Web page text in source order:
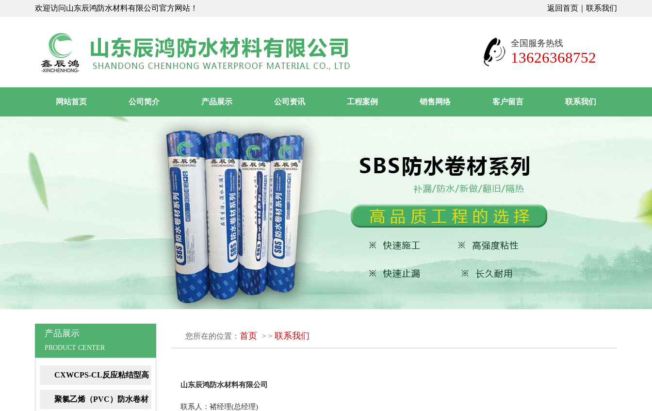
欢迎访问山东辰鸿防水材料有限公司官方网站！ 返回首页 联系我们
全国服务热线
13626368752
网站首页 公司简介 产品展示 公司资讯 工程案例 销售网络 客户留言 联系我们
产品展示
PRODUCT CENTER
CXWCPS-CL反应粘结型高
分子湿铺防水卷材
聚氯乙烯（PVC）防水卷材
您所在的位置： 首页 > > 联系我们
山东辰鸿防水材料有限公司
联系人：褚经理(总经理)